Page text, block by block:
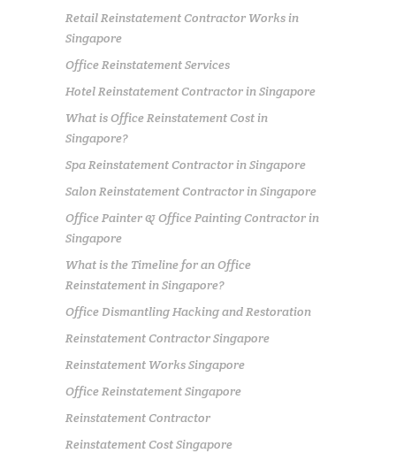
Retail Reinstatement Contractor Works in
Singapore
Office Reinstatement Services
Hotel Reinstatement Contractor in Singapore
What is Office Reinstatement Cost in
Singapore?
Spa Reinstatement Contractor in Singapore
Salon Reinstatement Contractor in Singapore
Office Painter & Office Painting Contractor in
Singapore
What is the Timeline for an Office
Reinstatement in Singapore?
Office Dismantling Hacking and Restoration
Reinstatement Contractor Singapore
Reinstatement Works Singapore
Office Reinstatement Singapore
Reinstatement Contractor
Reinstatement Cost Singapore